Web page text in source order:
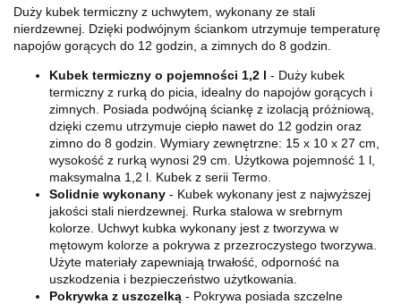
Duży kubek termiczny z uchwytem, wykonany ze stali
nierdzewnej. Dzięki podwójnym ściankom utrzymuje temperaturę
napojów gorących do 12 godzin, a zimnych do 8 godzin.
Kubek termiczny o pojemności 1,2 l - Duży kubek
termiczny z rurką do picia, idealny do napojów gorących i
zimnych. Posiada podwójną ściankę z izolacją próżniową,
dzięki czemu utrzymuje ciepło nawet do 12 godzin oraz
zimno do 8 godzin. Wymiary zewnętrzne: 15 x 10 x 27 cm,
wysokość z rurką wynosi 29 cm. Użytkowa pojemność 1 l,
maksymalna 1,2 l. Kubek z serii Termo.
Solidnie wykonany - Kubek wykonany jest z najwyższej
jakości stali nierdzewnej. Rurka stalowa w srebrnym
kolorze. Uchwyt kubka wykonany jest z tworzywa w
mętowym kolorze a pokrywa z przezroczystego tworzywa.
Użyte materiały zapewniają trwałość, odporność na
uszkodzenia i bezpieczeństwo użytkowania.
Pokrywka z uszczelką - Pokrywa posiada szczelne